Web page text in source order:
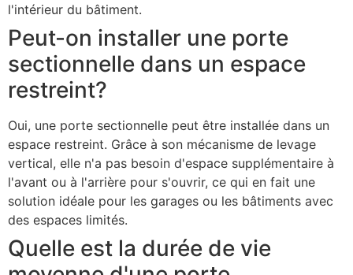
l'intérieur du bâtiment.
Peut-on installer une porte
sectionnelle dans un espace
restreint?
Oui, une porte sectionnelle peut être installée dans un
espace restreint. Grâce à son mécanisme de levage
vertical, elle n'a pas besoin d'espace supplémentaire à
l'avant ou à l'arrière pour s'ouvrir, ce qui en fait une
solution idéale pour les garages ou les bâtiments avec
des espaces limités.
Quelle est la durée de vie